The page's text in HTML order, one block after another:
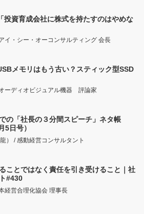
資育成会社に株式を持たすのはやめな
イ・シー・オーコンサルティング 会長
メモリはもう古い？スティック型SSD
ーディオビジュアル機器 評論家
の「社長の３分間スピーチ」ネタ帳
5日号）
） / 感動経営コンサルタント
ことではなく責任を引き受けること｜社
#430
経営合理化協会 理事長